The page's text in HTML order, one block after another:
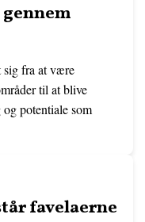
sig fra at være
til at blive
potentiale som
favelaerne